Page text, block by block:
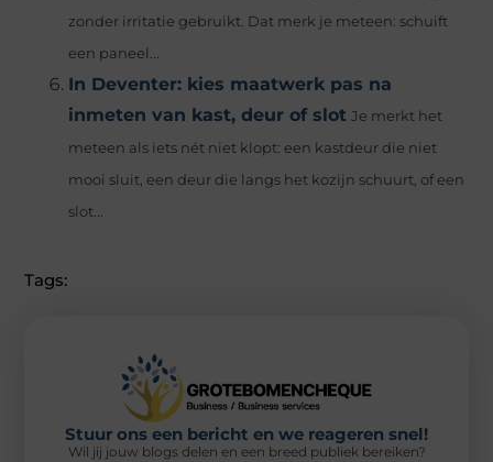
zonder irritatie gebruikt. Dat merk je meteen: schuift
een paneel...
In Deventer: kies maatwerk pas na
inmeten van kast, deur of slot Je merkt het
meteen als iets nét niet klopt: een kastdeur die niet
mooi sluit, een deur die langs het kozijn schuurt, of een
slot...
Tags:
Stuur ons een bericht en we reageren snel!
Wil jij jouw blogs delen en een breed publiek bereiken?